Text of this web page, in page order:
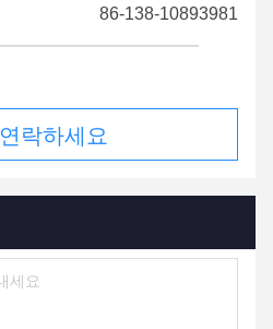
86-138-10893981
락하세요